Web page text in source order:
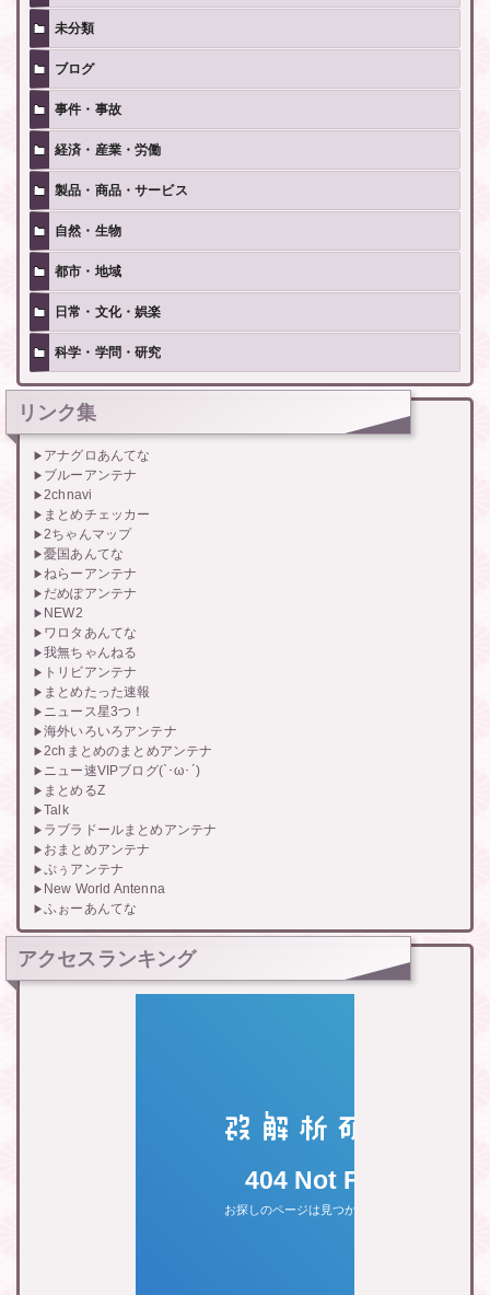
未分類
ブログ
事件・事故
経済・産業・労働
製品・商品・サービス
自然・生物
都市・地域
日常・文化・娯楽
科学・学問・研究
リンク集
アナグロあんてな
ブルーアンテナ
2chnavi
まとめチェッカー
2ちゃんマップ
憂国あんてな
ねらーアンテナ
だめぽアンテナ
NEW2
ワロタあんてな
我無ちゃんねる
トリビアンテナ
まとめたった速報
ニュース星3つ！
海外いろいろアンテナ
2chまとめのまとめアンテナ
ニュー速VIPブログ(`･ω･´)
まとめるZ
Talk
ラブラドールまとめアンテナ
おまとめアンテナ
ぷぅアンテナ
New World Antenna
ふぉーあんてな
アクセスランキング